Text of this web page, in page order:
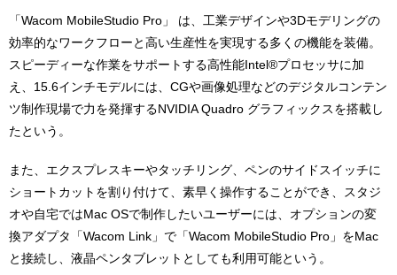
「Wacom MobileStudio Pro」 は、工業デザインや3Dモデリングの
効率的なワークフローと高い生産性を実現する多くの機能を装備。
スピーディーな作業をサポートする高性能Intel®プロセッサに加
え、15.6インチモデルには、CGや画像処理などのデジタルコンテン
ツ制作現場で力を発揮するNVIDIA Quadro グラフィックスを搭載し
たという。
また、エクスプレスキーやタッチリング、ペンのサイドスイッチに
ショートカットを割り付けて、素早く操作することができ、スタジ
オや自宅ではMac OSで制作したいユーザーには、オプションの変
換アダプタ「Wacom Link」で「Wacom MobileStudio Pro」をMac
と接続し、液晶ペンタブレットとしても利用可能という。